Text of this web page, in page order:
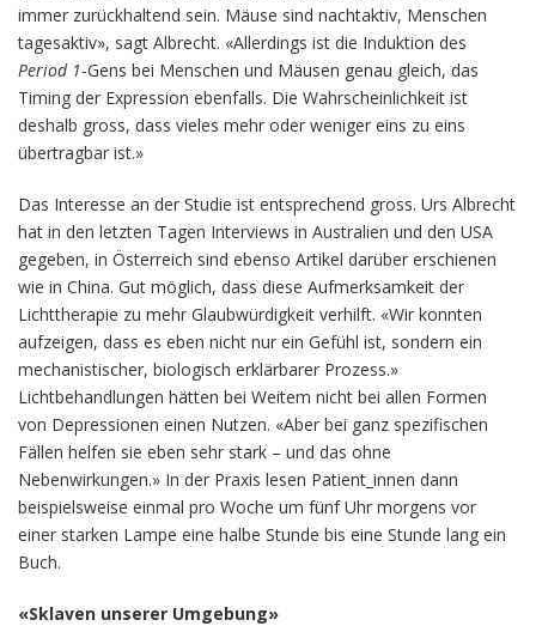
immer zurückhaltend sein. Mäuse sind nachtaktiv, Menschen
tagesaktiv», sagt Albrecht. «Allerdings ist die Induktion des
Period 1-Gens bei Menschen und Mäusen genau gleich, das
Timing der Expression ebenfalls. Die Wahrscheinlichkeit ist
deshalb gross, dass vieles mehr oder weniger eins zu eins
übertragbar ist.»
Das Interesse an der Studie ist entsprechend gross. Urs Albrecht
hat in den letzten Tagen Interviews in Australien und den USA
gegeben, in Österreich sind ebenso Artikel darüber erschienen
wie in China. Gut möglich, dass diese Aufmerksamkeit der
Lichttherapie zu mehr Glaubwürdigkeit verhilft. «Wir konnten
aufzeigen, dass es eben nicht nur ein Gefühl ist, sondern ein
mechanistischer, biologisch erklärbarer Prozess.»
Lichtbehandlungen hätten bei Weitem nicht bei allen Formen
von Depressionen einen Nutzen. «Aber bei ganz spezifischen
Fällen helfen sie eben sehr stark – und das ohne
Nebenwirkungen.» In der Praxis lesen Patient_innen dann
beispielsweise einmal pro Woche um fünf Uhr morgens vor
einer starken Lampe eine halbe Stunde bis eine Stunde lang ein
Buch.
«Sklaven unserer Umgebung»